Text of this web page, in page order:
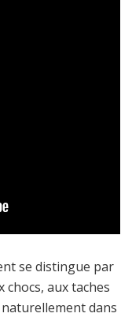
se distingue par
aux taches
naturellement dans